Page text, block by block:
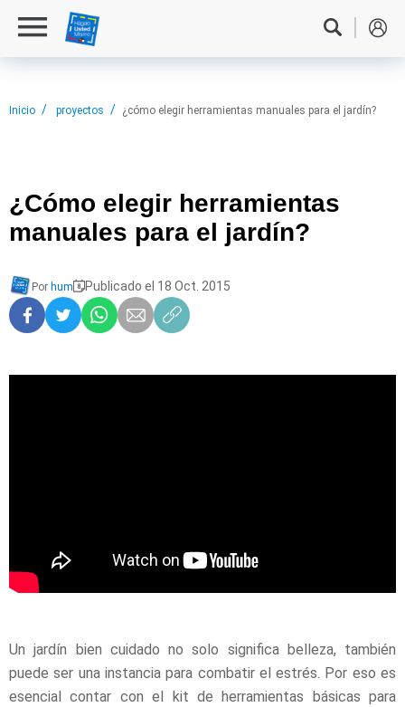
Inicio proyectos ¿cómo elegir herramientas manuales para el jardín?
¿Cómo elegir herramientas
manuales para el jardín?
Por hum Publicado el 18 Oct. 2015
Un jardín bien cuidado no solo significa belleza, también
puede ser una instancia para combatir el estrés. Por eso es
esencial contar con el kit de herramientas básicas para